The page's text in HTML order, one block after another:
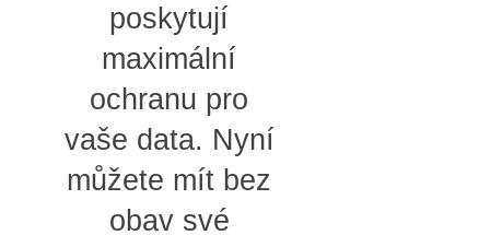
poskytují
maximální
ochranu pro
vaše data. Nyní
můžete mít bez
obav své